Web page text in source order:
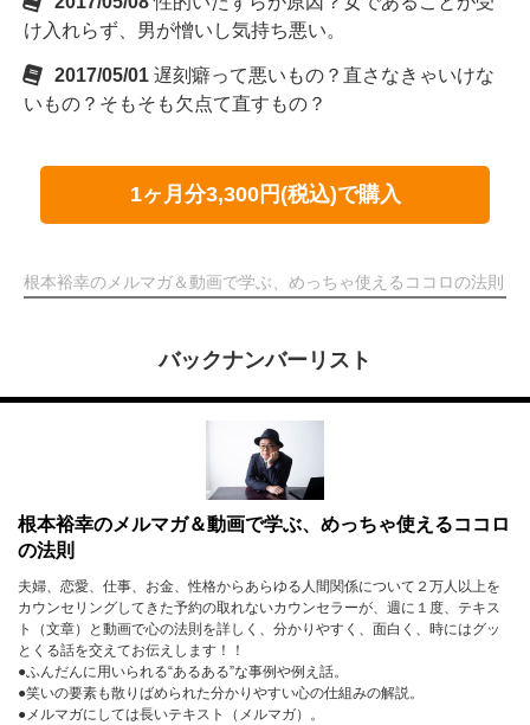
け入れらず、男が憎いし気持ち悪い。
2017/05/01 遅刻癖って悪いもの？直さなきゃいけな
いもの？そもそも欠点て直すもの？
1ヶ月分3,300円(税込)で購入
根本裕幸のメルマガ＆動画で学ぶ、めっちゃ使えるココロの法則
バックナンバーリスト
根本裕幸のメルマガ＆動画で学ぶ、めっちゃ使えるココロ
の法則
夫婦、恋愛、仕事、お金、性格からあらゆる人間関係について２万人以上を
カウンセリングしてきた予約の取れないカウンセラーが、週に１度、テキス
ト（文章）と動画で心の法則を詳しく、分かりやすく、面白く、時にはグッ
とくる話を交えてお伝えします！！
●ふんだんに用いられる“あるある”な事例や例え話。
●笑いの要素も散りばめられた分かりやすい心の仕組みの解説。
●メルマガにしては長いテキスト（メルマガ）。